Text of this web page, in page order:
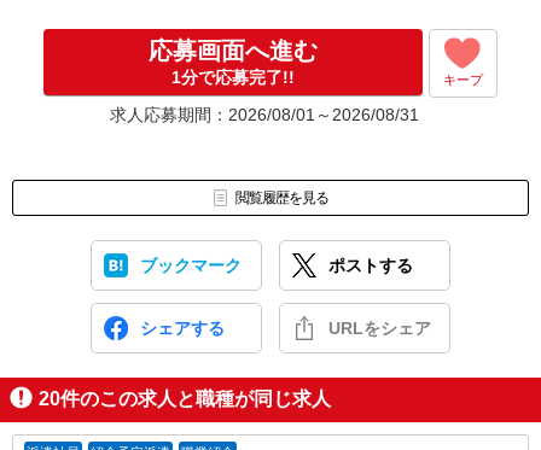
応募画面へ進む
1分で応募完了!! キープ
求人応募期間：2026/08/01～2026/08/31
閲覧履歴を見る
ブックマーク ポストする
シェアする URLをシェア
20件のこの求人と職種が同じ求人